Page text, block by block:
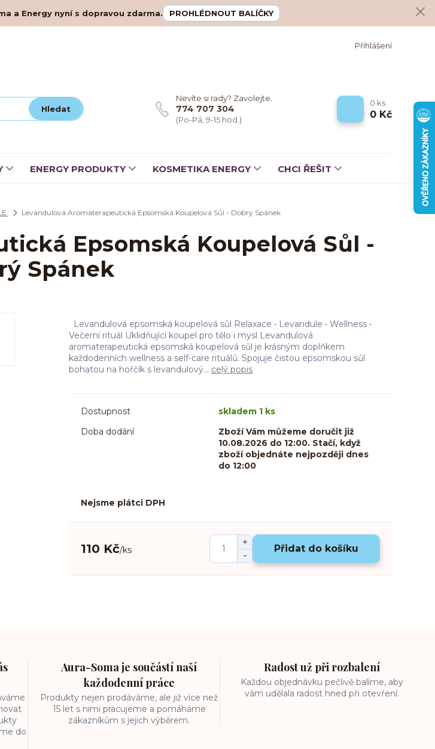
a Energy nyní s dopravou zdarma. PROHLÉDNOUT BALÍČKY
Přihlášení
Hledat
Nevíte si rady? Zavolejte.
774 707 304
(Po-Pá, 9-15 hod.)
0 ks
0 Kč
ENERGY PRODUKTY KOSMETIKA ENERGY CHCI ŘEŠIT
Levandulová Aromaterapeutická Epsomská Koupelová Sůl - Dobrý Spánek
Epsomská Koupelová Sůl -
Spánek
Levandulová epsomská koupelová sůl Relaxace • Levandule • Wellness •
Večerní rituál Uklidňující koupel pro tělo i mysl Levandulová
aromaterapeutická epsomská koupelová sůl je krásným doplňkem
každodenních wellness a self-care rituálů. Spojuje čistou epsomskou sůl
bohatou na hořčík s levandulový... celý popis
Dostupnost
skladem 1 ks
Doba dodání
Zboží Vám můžeme doručit již
10.08.2026 do 12:00. Stačí, když
zboží objednáte nejpozději dnes
do 12:00
Nejsme plátci DPH
110 Kč/ks Přidat do košíku
do
Aura-Soma je součástí naší
každodenní práce
Produkty nejen prodáváme, ale již více než
15 let s nimi pracujeme a pomáháme
zákazníkům s jejich výběrem.
Radost už při rozbalení
Každou objednávku pečlivě balíme, aby
vám udělala radost hned při otevření.